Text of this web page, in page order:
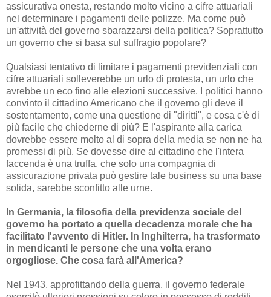
assicurativa onesta, restando molto vicino a cifre attuariali
nel determinare i pagamenti delle polizze. Ma come può
un'attività del governo sbarazzarsi della politica? Soprattutto
un governo che si basa sul suffragio popolare?
Qualsiasi tentativo di limitare i pagamenti previdenziali con
cifre attuariali solleverebbe un urlo di protesta, un urlo che
avrebbe un eco fino alle elezioni successive. I politici hanno
convinto il cittadino Americano che il governo gli deve il
sostentamento, come una questione di "diritti", e cosa c'è di
più facile che chiederne di più? E l'aspirante alla carica
dovrebbe essere molto al di sopra della media se non ne ha
promessi di più. Se dovesse dire al cittadino che l'intera
faccenda è una truffa, che solo una compagnia di
assicurazione privata può gestire tale business su una base
solida, sarebbe sconfitto alle urne.
In Germania, la filosofia della previdenza sociale del
governo ha portato a quella decadenza morale che ha
facilitato l'avvento di Hitler. In Inghilterra, ha trasformato
in mendicanti le persone che una volta erano
orgogliose. Che cosa farà all'America?
Nel 1943, approfittando della guerra, il governo federale